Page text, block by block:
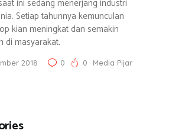
ini sedang menerjang industri
Setiap tahunnya kemunculan
kian meningkat dan semakin
di masyarakat.
2018 0 0
Media Pijar